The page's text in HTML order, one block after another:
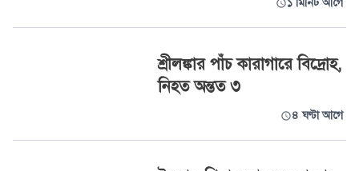
১ মিনিট আগে
শ্রীলঙ্কার পাঁচ কারাগারে বিদ্রোহ,
নিহত অন্তত ৩
৪ ঘণ্টা আগে